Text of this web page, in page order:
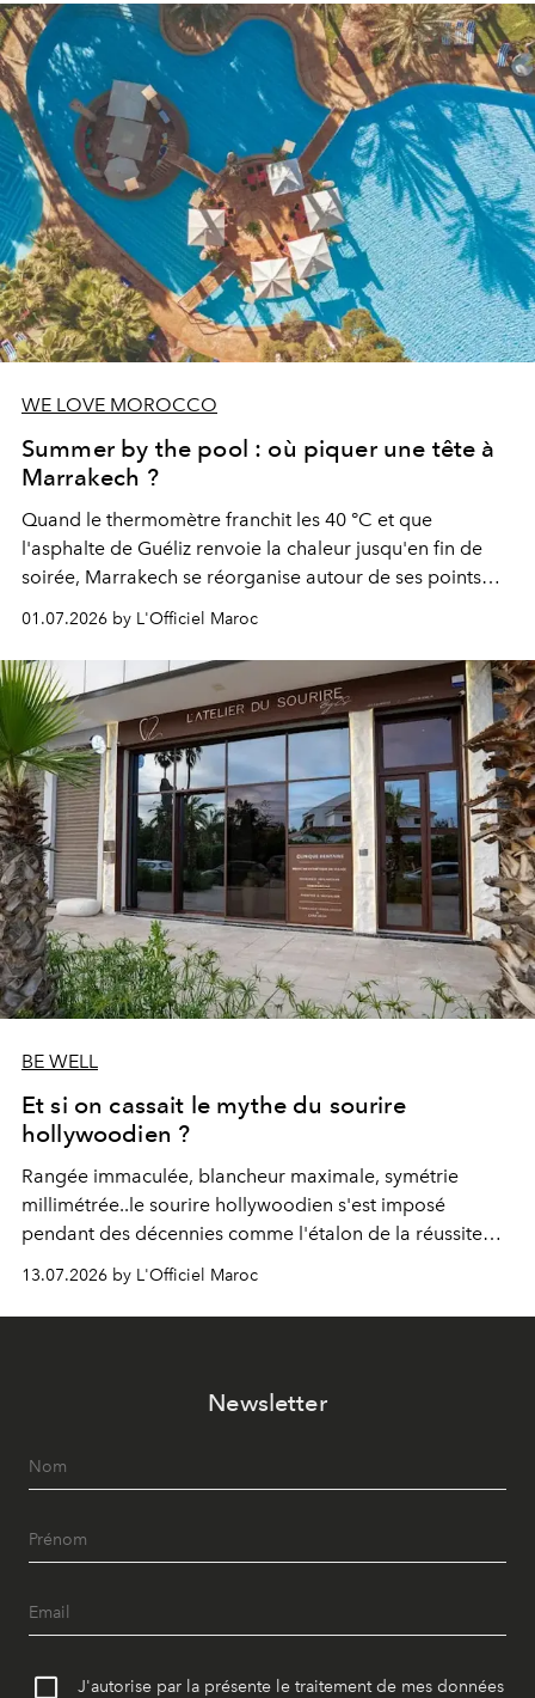
le quotidien contemporain, sans effacer la culture du
vêtement dont il procède.
WE LOVE MOROCCO
Summer by the pool : où piquer une tête à
Marrakech ?
Quand le thermomètre franchit les 40 °C et que
l'asphalte de Guéliz renvoie la chaleur jusqu'en fin de
soirée, Marrakech se réorganise autour de ses points
d'eau. À l'Hivernage, le Es Saadi Marrakech Resort ouvre
les portes de son parc de huit hectares et de sa piscine
lagon de 2 400 m² avec trois formules Palace Day Pass
qui permettent d'y passer la journée.
01.07.2026 by L'Officiel Maroc
BE WELL
Et si on cassait le mythe du sourire
hollywoodien ?
Rangée immaculée, blancheur maximale, symétrie
millimétrée..le sourire hollywoodien s'est imposé
pendant des décennies comme l'étalon de la réussite
esthétique. Mais ce que l'on prenait pour un idéal se
révèle être un standard, qui, par définition, gomme ce
qui nous distingue. Aujourd'hui, la dentisterie change de
13.07.2026 by L'Officiel Maroc
Newsletter
J'autorise par la présente le traitement de mes données